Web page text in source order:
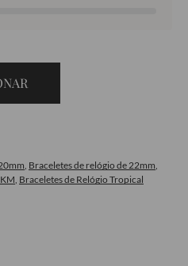
, Braceletes de relógio de 22mm,
, Braceletes de Relógio Tropical